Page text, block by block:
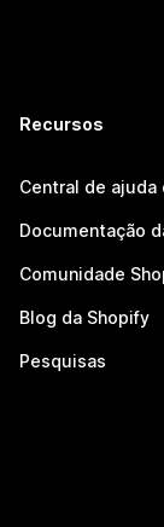
Recursos
Central de ajuda
Documentação
Comunidade
Blog da Shopify
Pesquisas